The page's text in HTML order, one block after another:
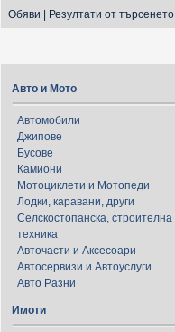
Обяви Резултати от търсенето
Авто и Мото
Автомобили
Джипове
Бусове
Камиони
Мотоциклети и Мотопеди
Лодки, каравани, други
Селскостопанска, строителна
техника
Авточасти и Аксесоари
Автосервизи и Автоуслуги
Авто Разни
Имоти